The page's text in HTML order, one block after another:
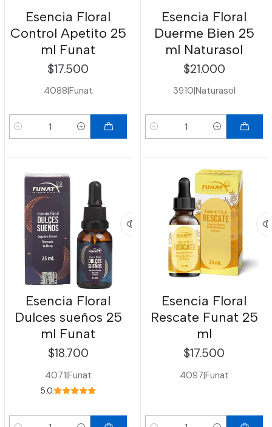
Esencia Floral
Control Apetito 25
ml Funat
$17.500
4088|Funat
Cantidad
Esencia Floral
Duerme Bien 25
ml Naturasol
$21.000
3910|Naturasol
Cantidad
Esencia Floral
Dulces sueños 25
ml Funat
$18.700
4071|Funat
5.0
Esencia Floral
Rescate Funat 25
ml
$17.500
4097|Funat